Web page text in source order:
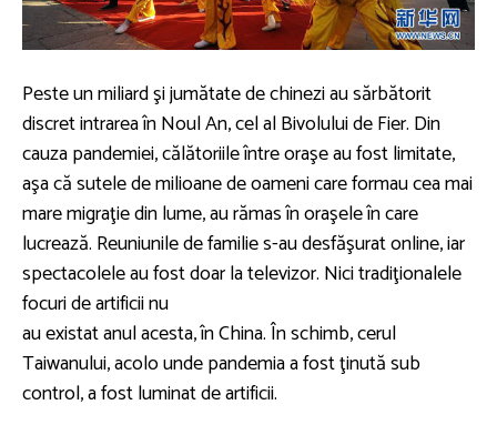
Peste un miliard şi jumătate de chinezi au sărbătorit
discret intrarea în Noul An, cel al Bivolului de Fier. Din
cauza pandemiei, călătoriile între oraşe au fost limitate,
aşa că sutele de milioane de oameni care formau cea mai
mare migraţie din lume, au rămas în oraşele în care
lucrează. Reuniunile de familie s-au desfăşurat online, iar
spectacolele au fost doar la televizor. Nici tradiţionalele
focuri de artificii nu
au existat anul acesta, în China. În schimb, cerul
Taiwanului, acolo unde pandemia a fost ţinută sub
control, a fost luminat de artificii.